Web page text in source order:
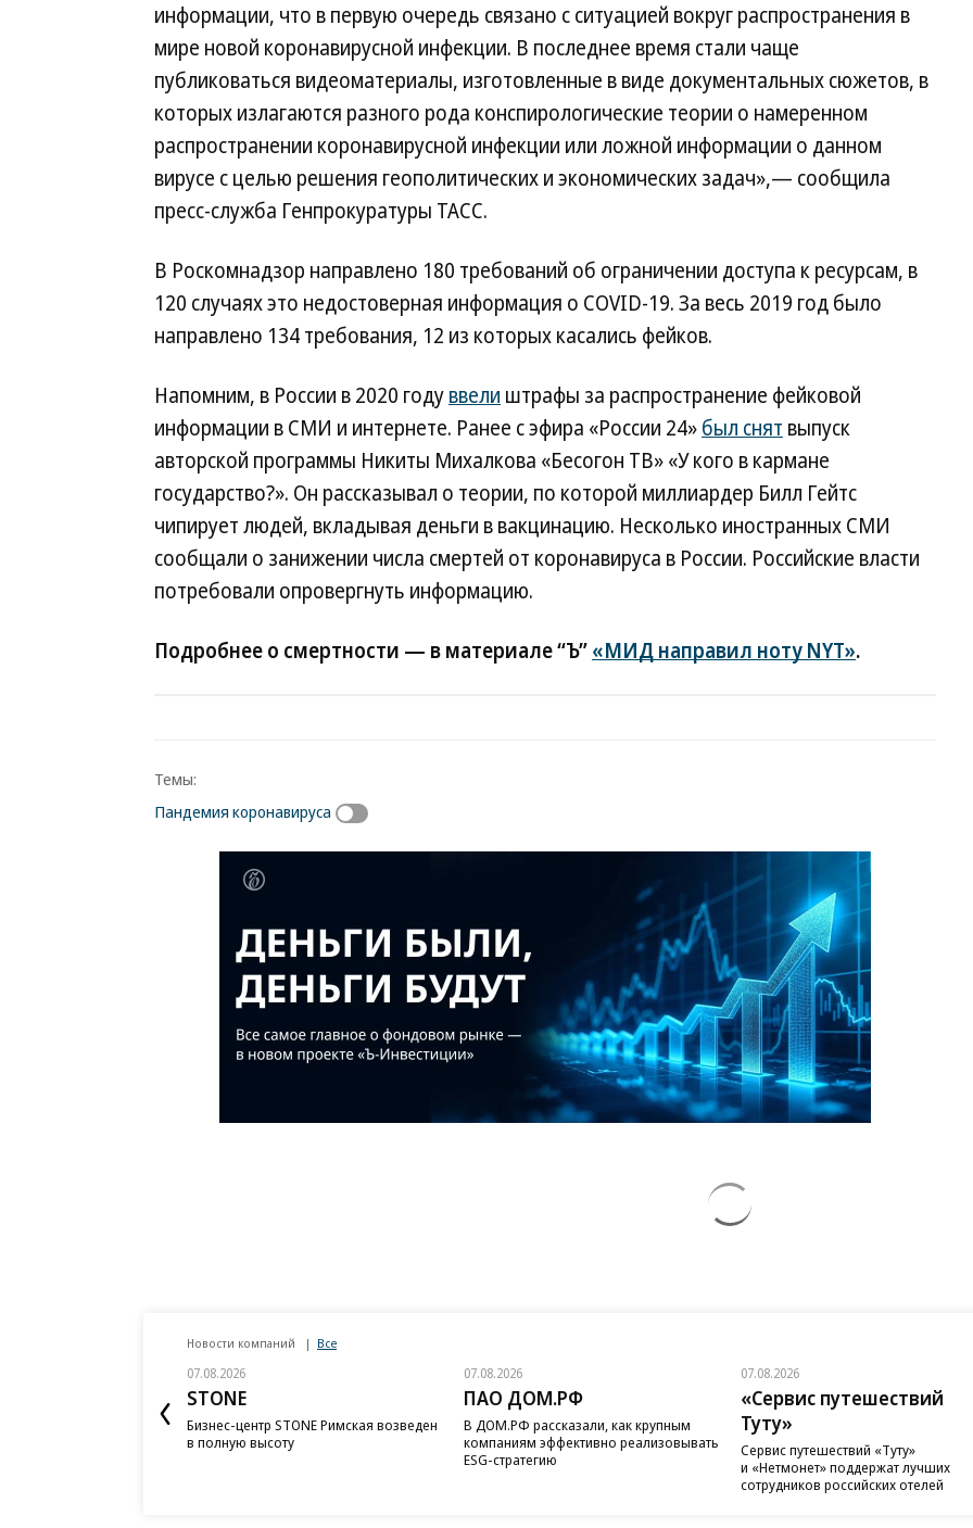
информации, что в первую очередь связано с ситуацией вокруг распространения в
мире новой коронавирусной инфекции. В последнее время стали чаще
публиковаться видеоматериалы, изготовленные в виде документальных сюжетов, в
которых излагаются разного рода конспирологические теории о намеренном
распространении коронавирусной инфекции или ложной информации о данном
вирусе с целью решения геополитических и экономических задач»,— сообщила
пресс-служба Генпрокуратуры ТАСС.
В Роскомнадзор направлено 180 требований об ограничении доступа к ресурсам, в
120 случаях это недостоверная информация о COVID-19. За весь 2019 год было
направлено 134 требования, 12 из которых касались фейков.
Напомним, в России в 2020 годуввели штрафы за распространение фейковой
информации в СМИ и интернете. Ранее с эфира «России 24»был снят выпуск
авторской программы Никиты Михалкова «Бесогон ТВ» «У кого в кармане
государство?». Он рассказывал о теории, по которой миллиардер Билл Гейтс
чипирует людей, вкладывая деньги в вакцинацию. Несколько иностранных СМИ
сообщали о занижении числа смертей от коронавируса в России. Российские власти
потребовали опровергнуть информацию.
Подробнее о смертности — в материале “Ъ”«МИД направил ноту NYT».
Темы:
Пандемия коронавируса
Новости компаний Все
07.08.2026
STONE
Бизнес-центр STONE Римская возведен
в полную высоту
07.08.2026
ПАО ДОМ.РФ
В ДОМ.РФ рассказали, как крупным
компаниям эффективно реализовывать
ESG-стратегию
07.08.2026
«Сервис путешествий
Туту»
Сервис путешествий «Туту»
и «Нетмонет» поддержат лучших
сотрудников российских отелей